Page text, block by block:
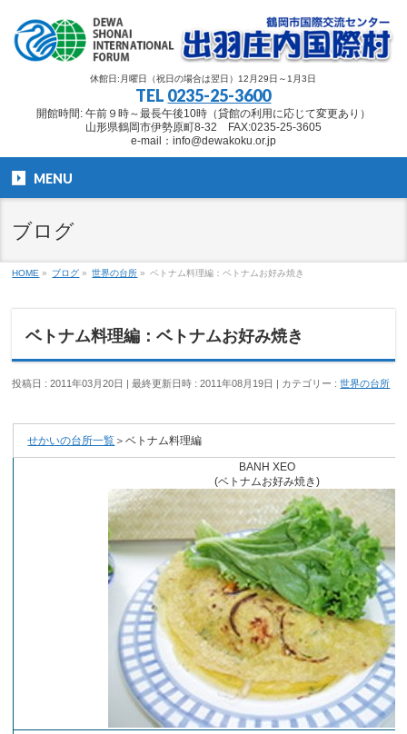
休館日:月曜日（祝日の場合は翌日）12月29日～1月3日
TEL 0235-25-3600
開館時間: 午前９時～最長午後10時（貸館の利用に応じて変更あり）
山形県鶴岡市伊勢原町8-32 FAX:0235-25-3605
e-mail：info@dewakoku.or.jp
MENU
ブログ
HOME » ブログ » 世界の台所 » ベトナム料理編：ベトナムお好み焼き
ベトナム料理編：ベトナムお好み焼き
投稿日 : 2011年03月20日 最終更新日時 : 2011年08月19日 カテゴリー :世界の台所
せかいの台所一覧 ＞ベトナム料理編
BANH XEO
(ベトナムお好み焼き)